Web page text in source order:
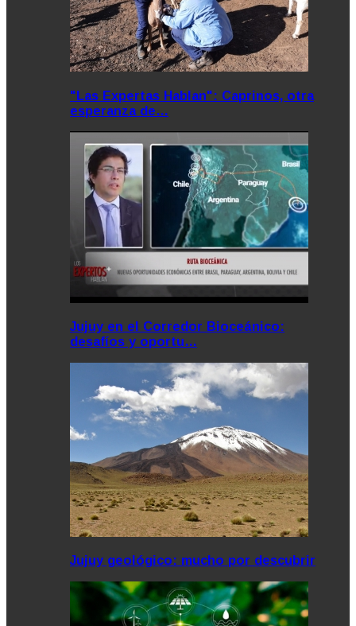
"Las Expertas Hablan": Caprinos, otra
esperanza de…
Jujuy en el Corredor Bioceánico:
desafíos y oportu…
Jujuy geológico: mucho por descubrir